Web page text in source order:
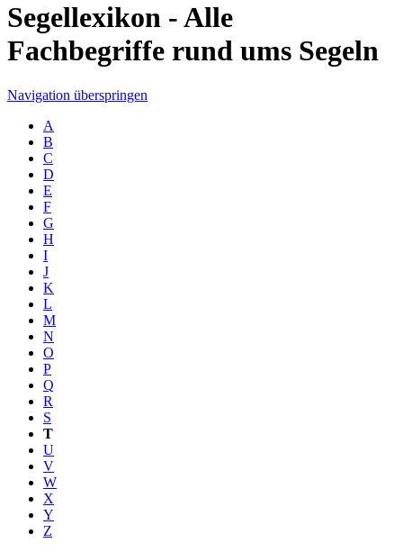
Segellexikon - Alle
Fachbegriffe rund ums Segeln
Navigation überspringen
A
B
C
D
E
F
G
H
I
J
K
L
M
N
O
P
Q
R
S
T
U
V
W
X
Y
Z